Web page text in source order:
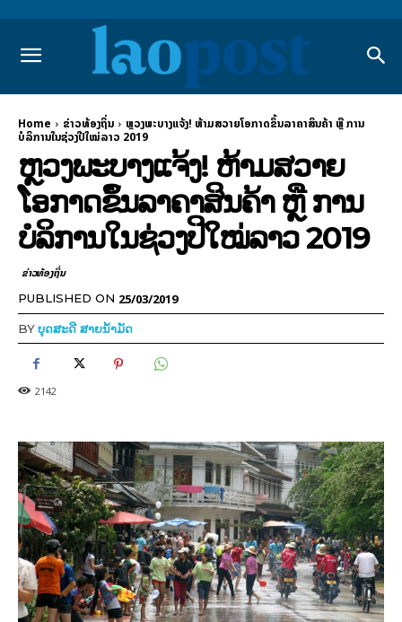
Home ຂ່າວທ້ອງຖິ່ນ
ຫຼວງພະບາງແຈ້ງ! ຫ້າມສວາຍໂອກາດຂຶ້ນລາຄາສິນຄ້າ ຫຼື ການ
ບໍລິການໃນຊ່ວງປີໃໝ່ລາວ 2019
ຫຼວງພະບາງແຈ້ງ! ຫ້າມສວາຍ
ໂອກາດຂຶ້ນລາຄາສິນຄ້າ ຫຼື ການ
ບໍລິການໃນຊ່ວງປີໃໝ່ລາວ 2019
ຂ່າວທ້ອງຖິ່ນ
PUBLISHED ON 25/03/2019
BYບຸດສະດີ ສາຍນ້ຳມັດ
2142